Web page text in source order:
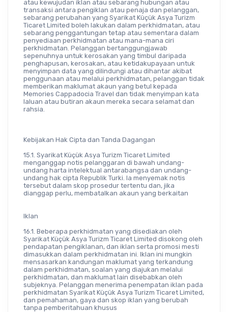
atau kewujudan iklan atau sebarang hubungan atau
transaksi antara pengiklan atau penaja dan pelanggan,
sebarang perubahan yang Syarikat Küçük Asya Turizm
Ticaret Limited boleh lakukan dalam perkhidmatan, atau
sebarang penggantungan tetap atau sementara dalam
penyediaan perkhidmatan atau mana-mana ciri
perkhidmatan. Pelanggan bertanggungjawab
sepenuhnya untuk kerosakan yang timbul daripada
penghapusan, kerosakan, atau ketidakupayaan untuk
menyimpan data yang dilindungi atau dihantar akibat
penggunaan atau melalui perkhidmatan, pelanggan tidak
memberikan maklumat akaun yang betul kepada
Memories Cappadocia Travel dan tidak menyimpan kata
laluan atau butiran akaun mereka secara selamat dan
rahsia.
Kebijakan Hak Cipta dan Tanda Dagangan
15.1. Syarikat Küçük Asya Turizm Ticaret Limited
menganggap notis pelanggaran di bawah undang-
undang harta intelektual antarabangsa dan undang-
undang hak cipta Republik Turki. Ia menyemak notis
tersebut dalam skop prosedur tertentu dan, jika
dianggap perlu, membatalkan akaun yang berkaitan
Iklan
16.1. Beberapa perkhidmatan yang disediakan oleh
Syarikat Küçük Asya Turizm Ticaret Limited disokong oleh
pendapatan pengiklanan, dan iklan serta promosi mesti
dimasukkan dalam perkhidmatan ini. Iklan ini mungkin
mensasarkan kandungan maklumat yang terkandung
dalam perkhidmatan, soalan yang diajukan melalui
perkhidmatan, dan maklumat lain disebabkan oleh
subjeknya. Pelanggan menerima penempatan iklan pada
perkhidmatan Syarikat Küçük Asya Turizm Ticaret Limited,
dan pemahaman, gaya dan skop iklan yang berubah
tanpa pemberitahuan khusus